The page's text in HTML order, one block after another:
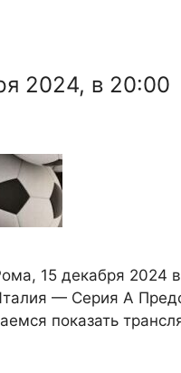
2024, в 20:00
15 декабря 2024
— Серия А
показать